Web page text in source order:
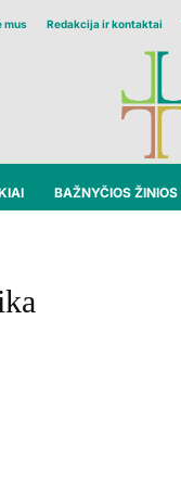
mus Redakcija ir kontaktai
BAŽNYČIOS ŽINIOS